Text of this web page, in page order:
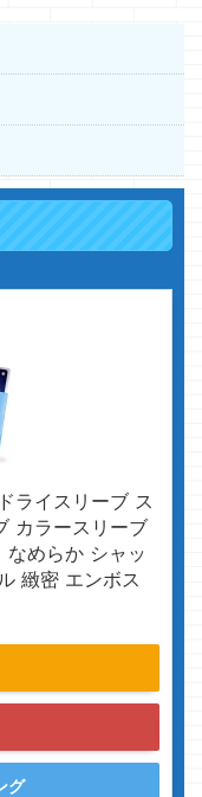
ライスリーブ ス
カラースリーブ
めらか シャッ
緻密 エンボス
グ